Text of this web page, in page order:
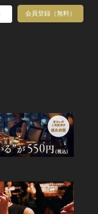
会員登録（無料）